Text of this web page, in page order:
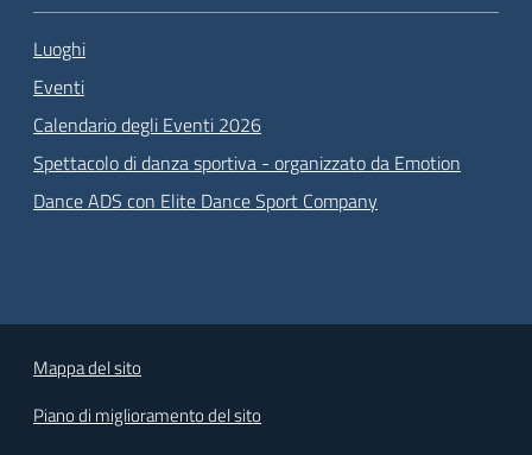
Luoghi
Eventi
Calendario degli Eventi 2026
Spettacolo di danza sportiva - organizzato da Emotion
Dance ADS con Elite Dance Sport Company
Mappa del sito
Piano di miglioramento del sito